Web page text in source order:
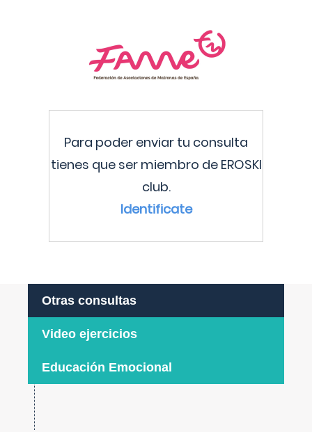
Para poder enviar tu consulta
tienes que ser miembro de EROSKI
club.
Identificate
Otras consultas
Video ejercicios
Educación Emocional